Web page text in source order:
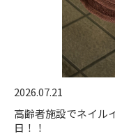
2026.07.21
高齢者施設でネイル
日！！